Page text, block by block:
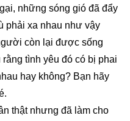
những sóng gió đã đẩy
phải xa nhau như vậy
còn lại được sống
tình yêu đó có bị phai
hay không? Bạn hãy
thật nhưng đã làm cho